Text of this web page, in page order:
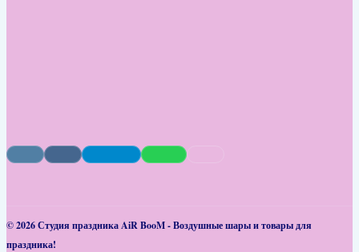
© 2026 Студия праздника AiR BooM - Воздушные шары и товары для
праздника!